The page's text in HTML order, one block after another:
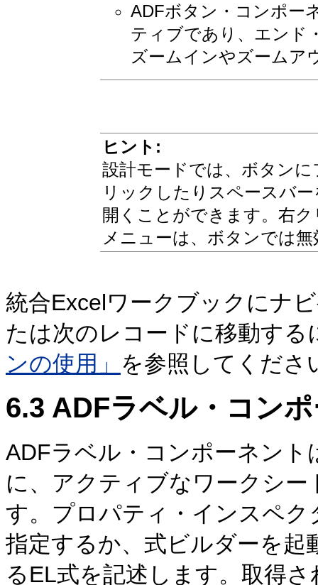
ADFボタン・コンポー
ティブであり、エンド
ズームインやズームア
ヒント:
設計モードでは、ボタン
リックしたりスペースバ
開くことができます。右
メニューは、ボタンでは無
統合Excelワークブックにナ
たは次のレコードに移動する
ンの使用」 を参照してくださ
6.3 ADFラベル・コン
ADFラベル・コンポーネント
に、アクティブなワークシ
す。プロパティ・インスペク
指定するか、式ビルダーを起
るEL式を記述します。取得